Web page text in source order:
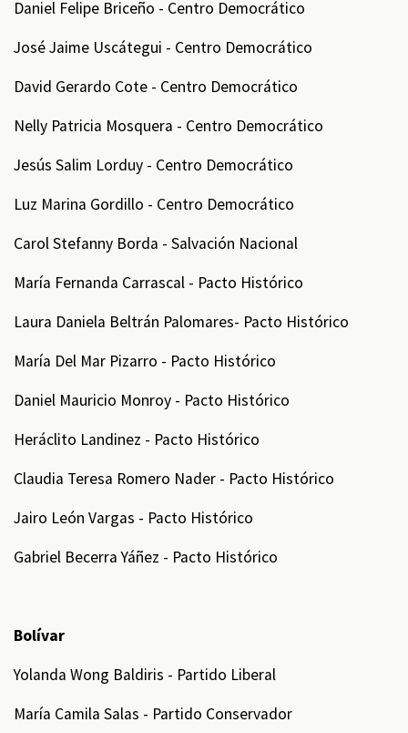
Daniel Felipe Briceño - Centro Democrático
José Jaime Uscátegui - Centro Democrático
David Gerardo Cote - Centro Democrático
Nelly Patricia Mosquera - Centro Democrático
Jesús Salim Lorduy - Centro Democrático
Luz Marina Gordillo - Centro Democrático
Carol Stefanny Borda - Salvación Nacional
María Fernanda Carrascal - Pacto Histórico
Laura Daniela Beltrán Palomares- Pacto Histórico
María Del Mar Pizarro - Pacto Histórico
Daniel Mauricio Monroy - Pacto Histórico
Heráclito Landinez - Pacto Histórico
Claudia Teresa Romero Nader - Pacto Histórico
Jairo León Vargas - Pacto Histórico
Gabriel Becerra Yáñez - Pacto Histórico
Bolívar
Yolanda Wong Baldiris - Partido Liberal
María Camila Salas - Partido Conservador